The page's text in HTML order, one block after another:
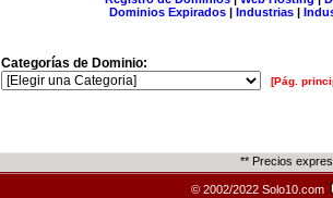
Dominios Expirados | Industrias |
Categorías de Dominio:
[Pág.
** Precios
© 2002/2022 Solo10.com